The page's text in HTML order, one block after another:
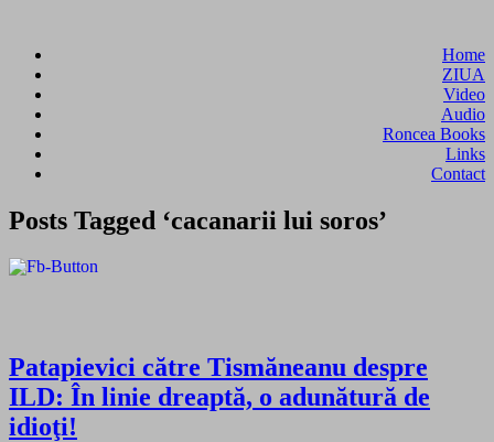
Home
ZIUA
Video
Audio
Roncea Books
Links
Contact
Posts Tagged ‘cacanarii lui soros’
Patapievici către Tismăneanu despre
ILD: În linie dreaptă, o adunătură de
idioţi!